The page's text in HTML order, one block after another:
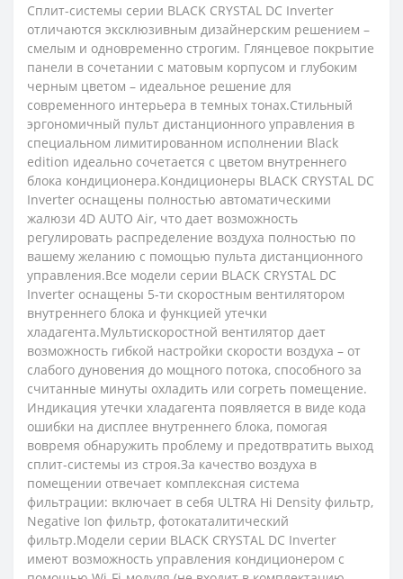
Сплит-системы серии BLACK CRYSTAL DC Inverter
отличаются эксклюзивным дизайнерским решением –
смелым и одновременно строгим. Глянцевое покрытие
панели в сочетании с матовым корпусом и глубоким
черным цветом – идеальное решение для
современного интерьера в темных тонах.Стильный
эргономичный пульт дистанционного управления в
специальном лимитированном исполнении Black
edition идеально сочетается с цветом внутреннего
блока кондиционера.Кондиционеры BLACK CRYSTAL DC
Inverter оснащены полностью автоматическими
жалюзи 4D AUTO Air, что дает возможность
регулировать распределение воздуха полностью по
вашему желанию с помощью пульта дистанционного
управления.Все модели серии BLACK CRYSTAL DC
Inverter оснащены 5-ти скоростным вентилятором
внутреннего блока и функцией утечки
хладагента.Мультискоростной вентилятор дает
возможность гибкой настройки скорости воздуха – от
слабого дуновения до мощного потока, способного за
считанные минуты охладить или согреть помещение.
Индикация утечки хладагента появляется в виде кода
ошибки на дисплее внутреннего блока, помогая
вовремя обнаружить проблему и предотвратить выход
сплит-системы из строя.За качество воздуха в
помещении отвечает комплексная система
фильтрации: включает в себя ULTRA Hi Density фильтр,
Negative Ion фильтр, фотокаталитический
фильтр.Модели серии BLACK CRYSTAL DC Inverter
имеют возможность управления кондиционером с